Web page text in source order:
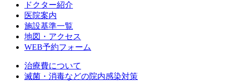
ドクター紹介
医院案内
施設基準一覧
地図・アクセス
WEB予約フォーム
治療費について
滅菌・消毒などの院内感染対策